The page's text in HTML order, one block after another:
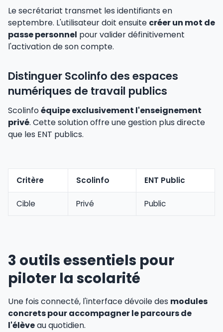
Le secrétariat transmet les identifiants en
septembre. L'utilisateur doit ensuite créer un mot de
passe personnel pour valider définitivement
l'activation de son compte.
Distinguer Scolinfo des espaces
numériques de travail publics
Scolinfoéquipe exclusivement l'enseignement
privé. Cette solution offre une gestion plus directe
que les ENT publics.
Critère Scolinfo ENT Public
Cible Privé Public
3 outils essentiels pour
piloter la scolarité
Une fois connecté, l'interface dévoile des modules
concrets pour accompagner le parcours de
l'élèveau quotidien.